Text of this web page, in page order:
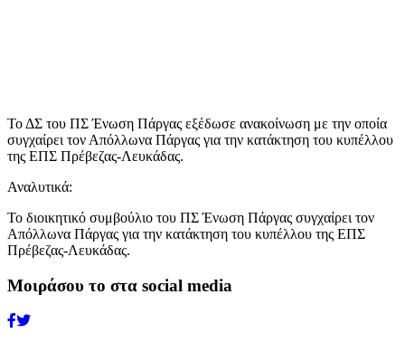
Το ΔΣ του ΠΣ Ένωση Πάργας εξέδωσε ανακοίνωση με την οποία
συγχαίρει τον Απόλλωνα Πάργας για την κατάκτηση του κυπέλλου
της ΕΠΣ Πρέβεζας-Λευκάδας.
Αναλυτικά:
Το διοικητικό συμβούλιο του ΠΣ Ένωση Πάργας συγχαίρει τον
Απόλλωνα Πάργας για την κατάκτηση του κυπέλλου της ΕΠΣ
Πρέβεζας-Λευκάδας.
Μοιράσου το στα social media